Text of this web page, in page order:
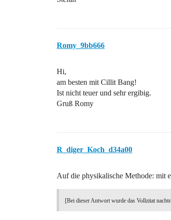
Romy_9bb666
Hi,
am besten mit Cillit Bang!
Ist nicht teuer und sehr ergibig.
Gruß Romy
R_diger_Koch_d34a00
Auf die physikalische Methode: mit
[Bei dieser Antwort wurde das Vollzitat